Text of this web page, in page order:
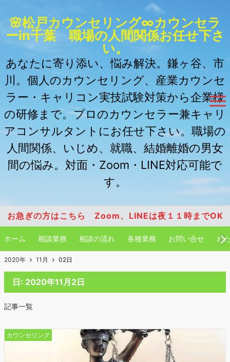
🌸松戸カウンセリング∞カウンセラ
ーin千葉 職場の人間関係お任せ下さ
い。
あなたに寄り添い、悩み解決。鎌ヶ谷、市
川。個人のカウンセリング、産業カウンセ
ラー・キャリコン実技試験対策から企業様
の研修まで。プロのカウンセラー兼キャリ
アコンサルタントにお任せ下さい。職場の
人間関係、いじめ、就職、結婚離婚の男女
間の悩み。対面・Zoom・LINE対応可能で
す。
お急ぎの方はこちら Zoom、LINEは夜１１時までOK
ホーム 相談業務 相談の流れ 各種業務 お問い合せ わ
2020年 11月 02日
日: 2020年11月2日
記事一覧
カウンセリング